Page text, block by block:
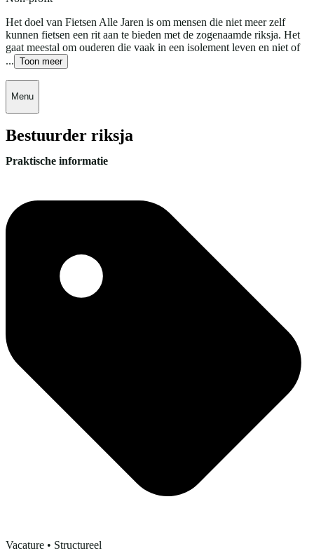
Het doel van Fietsen Alle Jaren is om mensen die niet meer zelf
kunnen fietsen een rit aan te bieden met de zogenaamde riksja. Het
gaat meestal om ouderen die vaak in een isolement leven en niet of
... Toon meer
Menu
Bestuurder riksja
Praktische informatie
Vacature • Structureel